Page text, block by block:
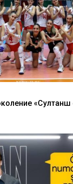
«Султанш